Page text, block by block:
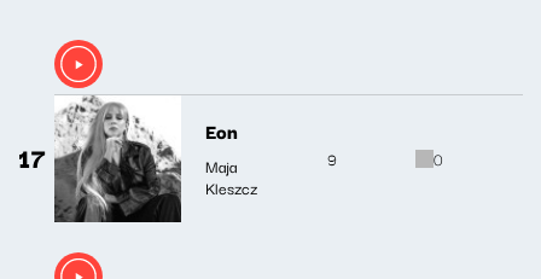
17
Eon
Maja
Kleszcz
9 0